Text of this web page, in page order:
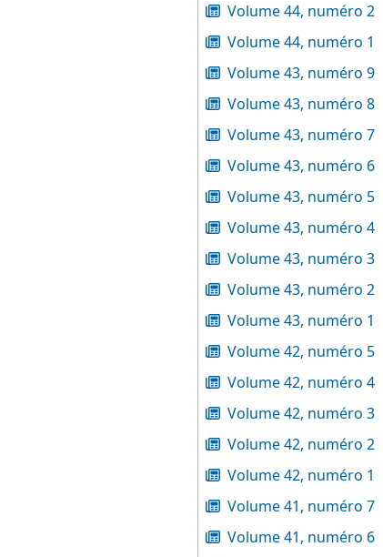
Volume 44, numéro 2
Volume 44, numéro 1
Volume 43, numéro 9
Volume 43, numéro 8
Volume 43, numéro 7
Volume 43, numéro 6
Volume 43, numéro 5
Volume 43, numéro 4
Volume 43, numéro 3
Volume 43, numéro 2
Volume 43, numéro 1
Volume 42, numéro 5
Volume 42, numéro 4
Volume 42, numéro 3
Volume 42, numéro 2
Volume 42, numéro 1
Volume 41, numéro 7
Volume 41, numéro 6